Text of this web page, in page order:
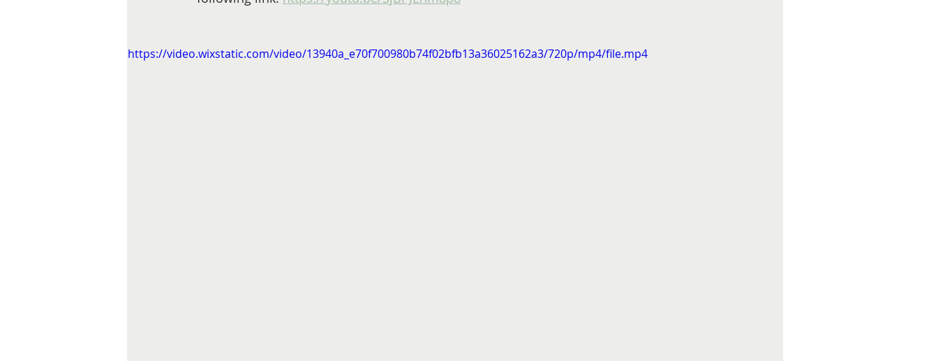
https://video.wixstatic.com/video/13940a_e70f700980b74f02bfb13a36025162a3/720p/mp4/file.mp4